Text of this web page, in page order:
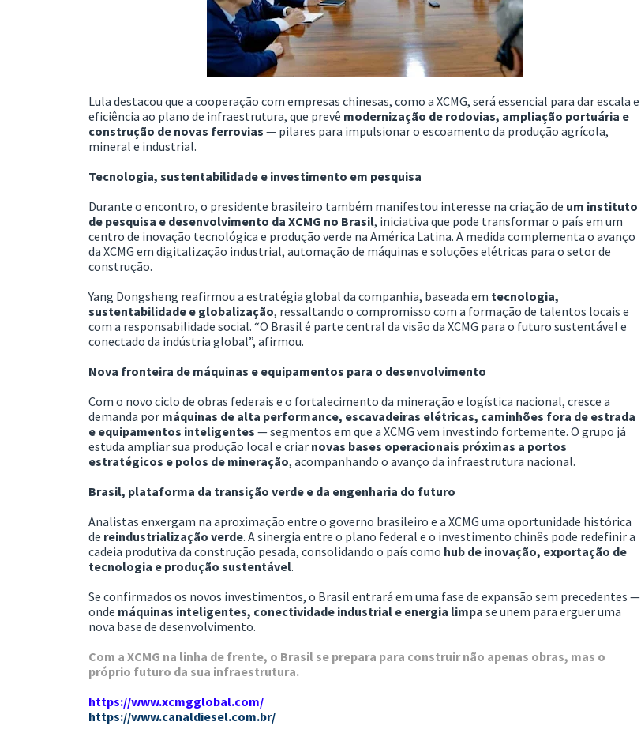
Lula destacou que a cooperação com empresas chinesas, como a XCMG, será essencial para dar escala e
eficiência ao plano de infraestrutura, que prevê modernização de rodovias, ampliação portuária e
construção de novas ferrovias — pilares para impulsionar o escoamento da produção agrícola,
mineral e industrial.
Tecnologia, sustentabilidade e investimento em pesquisa
Durante o encontro, o presidente brasileiro também manifestou interesse na criação de um instituto
de pesquisa e desenvolvimento da XCMG no Brasil, iniciativa que pode transformar o país em um
centro de inovação tecnológica e produção verde na América Latina. A medida complementa o avanço
da XCMG em digitalização industrial, automação de máquinas e soluções elétricas para o setor de
construção.
Yang Dongsheng reafirmou a estratégia global da companhia, baseada em tecnologia,
sustentabilidade e globalização, ressaltando o compromisso com a formação de talentos locais e
com a responsabilidade social. “O Brasil é parte central da visão da XCMG para o futuro sustentável e
conectado da indústria global”, afirmou.
Nova fronteira de máquinas e equipamentos para o desenvolvimento
Com o novo ciclo de obras federais e o fortalecimento da mineração e logística nacional, cresce a
demanda por máquinas de alta performance, escavadeiras elétricas, caminhões fora de estrada
e equipamentos inteligentes — segmentos em que a XCMG vem investindo fortemente. O grupo já
estuda ampliar sua produção local e criar novas bases operacionais próximas a portos
estratégicos e polos de mineração, acompanhando o avanço da infraestrutura nacional.
Brasil, plataforma da transição verde e da engenharia do futuro
Analistas enxergam na aproximação entre o governo brasileiro e a XCMG uma oportunidade histórica
de reindustrialização verde. A sinergia entre o plano federal e o investimento chinês pode redefinir a
cadeia produtiva da construção pesada, consolidando o país como hub de inovação, exportação de
tecnologia e produção sustentável.
Se confirmados os novos investimentos, o Brasil entrará em uma fase de expansão sem precedentes —
onde máquinas inteligentes, conectividade industrial e energia limpa se unem para erguer uma
nova base de desenvolvimento.
Com a XCMG na linha de frente, o Brasil se prepara para construir não apenas obras, mas o
próprio futuro da sua infraestrutura.
https://www.xcmgglobal.com/
https://www.canaldiesel.com.br/